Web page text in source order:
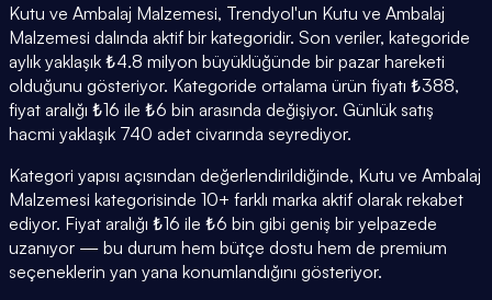
Kutu ve Ambalaj Malzemesi, Trendyol'un Kutu ve Ambalaj
Malzemesi dalında aktif bir kategoridir. Son veriler, kategoride
aylık yaklaşık ₺4.8 milyon büyüklüğünde bir pazar hareketi
olduğunu gösteriyor. Kategoride ortalama ürün fiyatı ₺388,
fiyat aralığı ₺16 ile ₺6 bin arasında değişiyor. Günlük satış
hacmi yaklaşık 740 adet civarında seyrediyor.
Kategori yapısı açısından değerlendirildiğinde, Kutu ve Ambalaj
Malzemesi kategorisinde 10+ farklı marka aktif olarak rekabet
ediyor. Fiyat aralığı ₺16 ile ₺6 bin gibi geniş bir yelpazede
uzanıyor — bu durum hem bütçe dostu hem de premium
seçeneklerin yan yana konumlandığını gösteriyor.